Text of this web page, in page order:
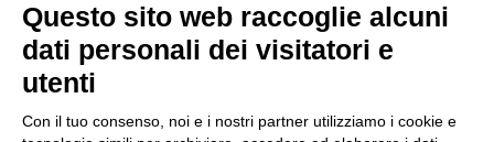
scienza
universolocale
Questo sito web raccoglie alcuni
dati personali dei visitatori e
utenti
Con il tuo consenso, noi e i nostri partner utilizziamo i cookie e